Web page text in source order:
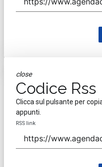
close
Codice Rss
Clicca sul pulsante per
appunti.
RSS link